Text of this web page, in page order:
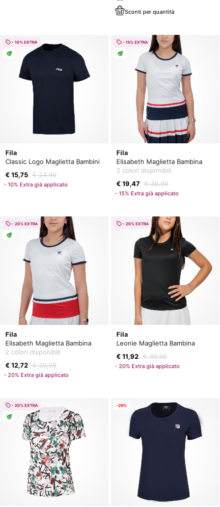
Sconti per quantità
Fila
Classic Logo Maglietta Bambini
€ 15,75 € 24,99
- 10% Extra già applicato
- 10% EXTRA
Fila
Elisabeth Maglietta Bambina
2 colori disponibili
€ 19,47 € 39,99
- 15% Extra già applicato
- 15% EXTRA
Fila
Elisabeth Maglietta Bambina
2 colori disponibili
€ 12,72 € 39,99
- 20% Extra già applicato
- 20% EXTRA
Fila
Leonie Maglietta Bambina
€ 11,92 € 39,99
- 20% Extra già applicato
- 20% EXTRA
- 20% EXTRA -29%